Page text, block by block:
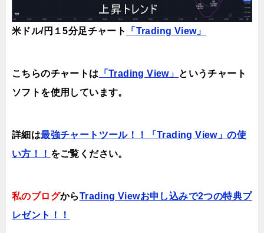
米ドル/円１5分足チャート 「Trading View」
こちらのチャートは 「Trading View」 というチャート
ソフトを使用しています。
詳細は最強チャートツール！！「Trading View」の使
い方！！ をご覧ください。
私のブログからTrading Viewお申し込みで2つの特典プ
レゼント！！